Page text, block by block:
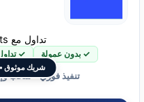
شريك موثوق •
تداول مع JustMarkets
✓ بدون عمولة ✓
تنفيذ فوري • سحب